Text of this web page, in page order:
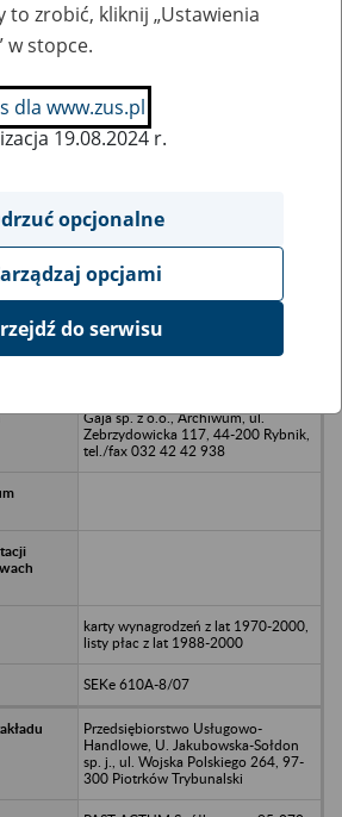
pozycje bazy
Wimach S.A. , ul. Ligocka 103, 40-
Gaja sp. z o.o., Archiwum, ul.
Zebrzydowicka 117, 44-200 Rybnik,
tel./fax 032 42 42 938
karty wynagrodzeń z lat 1970-2000,
listy płac z lat 1988-2000
SEKe 610A-8/07
Przedsiębiorstwo Usługowo-
Handlowe, U. Jakubowska-Sołdon
sp. j., ul. Wojska Polskiego 264, 97-
300 Piotrków Trybunalski
to zrobić, kliknij „Ustawienia
w stopce.
dla www.zus.pl
19.08.2024 r.
opcjonalne
opcjami
do serwisu